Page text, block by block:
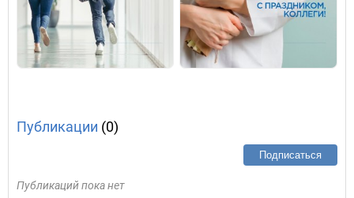
Публикации (0)
Подписаться
Публикаций пока нет